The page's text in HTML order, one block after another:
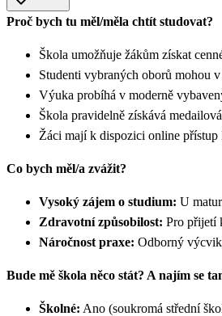
Proč bych tu měl/měla chtít studovat?
Škola umožňuje žákům získat
Studenti vybraných oborů mohou
Výuka probíhá v moderně
Škola pravidelně získává
Žáci mají k dispozici online
Co bych měl/a zvážit?
Vysoký zájem o studium: U
Zdravotní způsobilost: Pro přijetí
Náročnost praxe: Odborný výcvik
Bude mě škola něco stát? A najím se
Školné: Ano (soukromá střední